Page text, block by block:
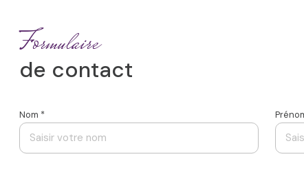
Formulaire
de contact
Nom *